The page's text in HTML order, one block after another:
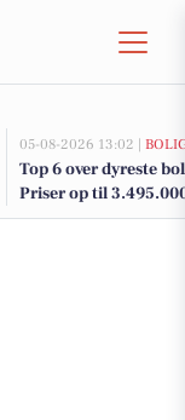
05-08-2026 13:02 |
Top 6 over dyreste
Priser op til